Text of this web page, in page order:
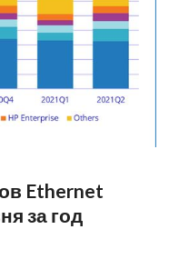
Ethernet
за год